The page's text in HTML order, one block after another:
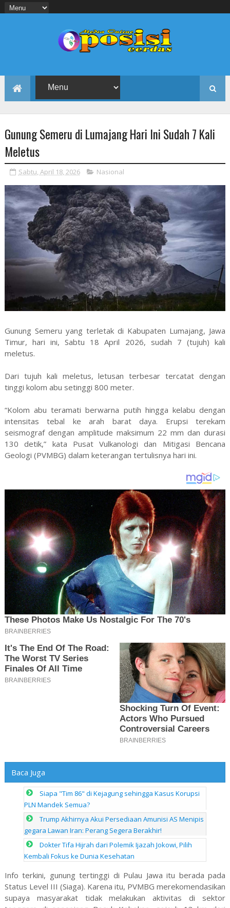
Gunung Semeru di Lumajang Hari Ini Sudah 7 Kali
Meletus
Sabtu, April 18, 2026 Nasional
Gunung Semeru yang terletak di Kabupaten Lumajang, Jawa
Timur, hari ini, Sabtu 18 April 2026, sudah 7 (tujuh) kali
meletus.
Dari tujuh kali meletus, letusan terbesar tercatat dengan
tinggi kolom abu setinggi 800 meter.
“Kolom abu teramati berwarna putih hingga kelabu dengan
intensitas tebal ke arah barat daya. Erupsi terekam
seismograf dengan amplitude maksimum 22 mm dan durasi
130 detik,” kata Pusat Vulkanologi dan Mitigasi Bencana
Geologi (PVMBG) dalam keterangan tertulisnya hari ini.
Baca Juga
Siapa "Tim 86" di Kejagung sehingga Kasus Korupsi
PLN Mandek Semua?
Trump Akhirnya Akui Persediaan Amunisi AS Menipis
gegara Lawan Iran: Perang Segera Berakhir!
Dokter Tifa Hijrah dari Polemik Ijazah Jokowi, Pilih
Kembali Fokus ke Dunia Kesehatan
Info terkini, gunung tertinggi di Pulau Jawa itu berada pada
Status Level III (Siaga). Karena itu, PVMBG merekomendasikan
supaya masyarakat tidak melakukan aktivitas di sektor